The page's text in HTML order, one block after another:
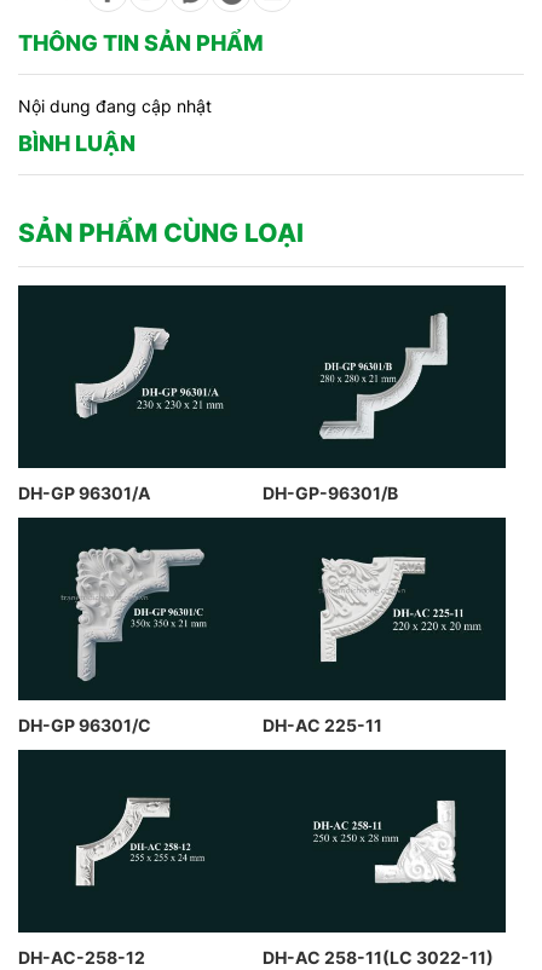
THÔNG TIN SẢN PHẨM
Nội dung đang cập nhật
BÌNH LUẬN
SẢN PHẨM CÙNG LOẠI
DH-GP 96301/A DH-GP-96301/B
DH-GP 96301/C DH-AC 225-11
DH-AC-258-12 DH-AC 258-11(LC 3022-11)